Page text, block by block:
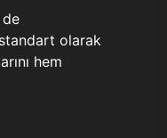
de
olarak
hem